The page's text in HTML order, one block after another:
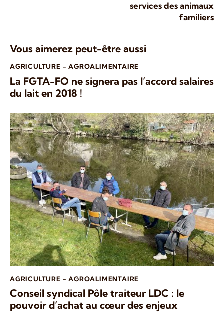
services des animaux
familiers
Vous aimerez peut-être aussi
AGRICULTURE - AGROALIMENTAIRE
La FGTA-FO ne signera pas l’accord salaires
du lait en 2018 !
AGRICULTURE - AGROALIMENTAIRE
Conseil syndical Pôle traiteur LDC : le
pouvoir d’achat au cœur des enjeux